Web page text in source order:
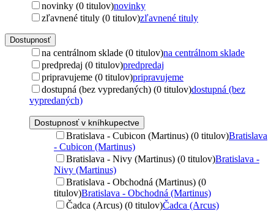
novinky (0 titulov)novinky
zľavnené tituly (0 titulov)zľavnené tituly
Dostupnosť
na centrálnom sklade (0 titulov)na centrálnom sklade
predpredaj (0 titulov)predpredaj
pripravujeme (0 titulov)pripravujeme
dostupná (bez vypredaných) (0 titulov)dostupná (bez
vypredaných)
Dostupnosť v kníhkupectve
Bratislava - Cubicon (Martinus) (0 titulov)Bratislava
- Cubicon (Martinus)
Bratislava - Nivy (Martinus) (0 titulov)Bratislava -
Nivy (Martinus)
Bratislava - Obchodná (Martinus) (0
titulov)Bratislava - Obchodná (Martinus)
Čadca (Arcus) (0 titulov)Čadca (Arcus)